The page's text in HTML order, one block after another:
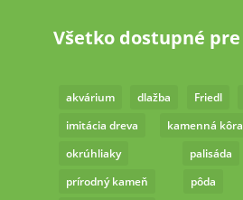
Všetko dostupné pre
akvárium dlažba Friedl
imitácia dreva
kamenná kôra
okrúhliaky
palisáda
prírodný kameň
pôda